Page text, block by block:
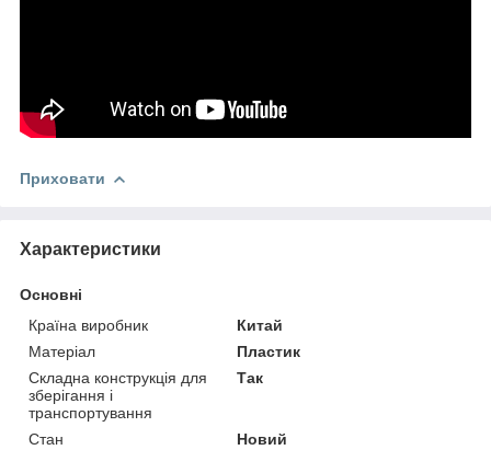
Приховати
Характеристики
Основні
Країна виробник
Китай
Матеріал
Пластик
Складна конструкція для
зберігання і
транспортування
Так
Стан
Новий